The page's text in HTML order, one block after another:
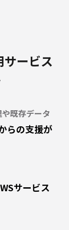
ービス
既存データ
らの支援が
サービス